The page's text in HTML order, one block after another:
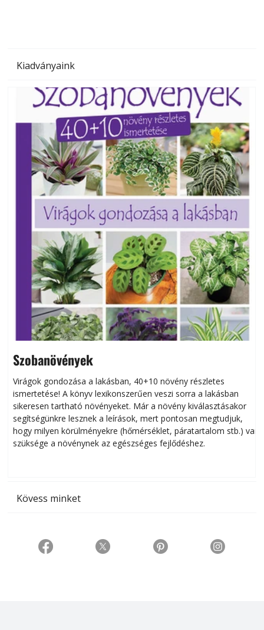
Kiadványaink
Szobanövények
Virágok gondozása a lakásban, 40+10 növény részletes
ismertetése! A könyv lexikonszerűen veszi sorra a lakásban
sikeresen tart­ha­tó növényeket. Már a növény kiválasztásakor
segítségünkre lesznek a leírások, mert pontosan megtudjuk,
hogy milyen körülményekre (hőmérséklet, páratartalom stb.) van
szüksége a növénynek az egészséges fejlődéshez.
Kövess minket